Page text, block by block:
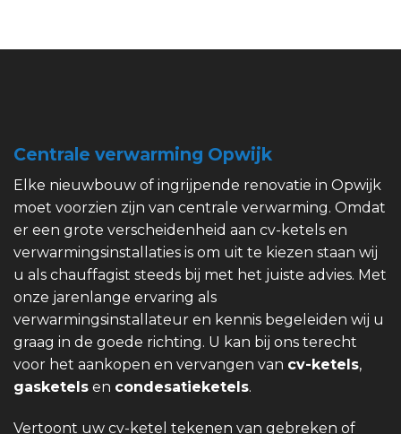
Centrale verwarming Opwijk
Elke nieuwbouw of ingrijpende renovatie in Opwijk
moet voorzien zijn van centrale verwarming. Omdat
er een grote verscheidenheid aan cv-ketels en
verwarmingsinstallaties is om uit te kiezen staan wij
u als chauffagist steeds bij met het juiste advies. Met
onze jarenlange ervaring als
verwarmingsinstallateur en kennis begeleiden wij u
graag in de goede richting. U kan bij ons terecht
voor het aankopen en vervangen van cv-ketels,
gasketels en condesatieketels.
Vertoont uw cv-ketel tekenen van gebreken of